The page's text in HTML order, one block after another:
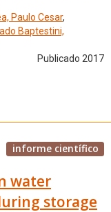
Paulo Cesar,
Baptestini,
Publicado 2017
informe científico
water
storage